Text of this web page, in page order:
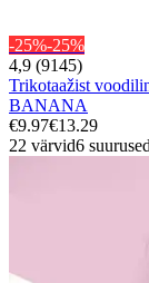
-25%-25%
4,9 (9145)
Trikotaažist
BANANA
€9.97€13.29
22 värvid6 suurused